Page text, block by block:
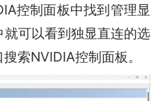
控制面板中找到管理显
可以看到独显直连的选
索NVIDIA控制面板。